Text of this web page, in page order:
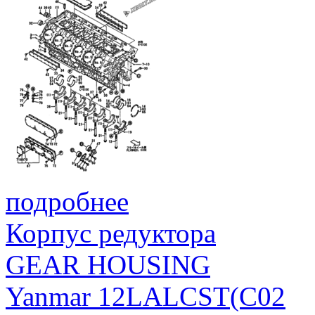
подробнее
Корпус редуктора
GEAR HOUSING
Yanmar 12LALCST(C02